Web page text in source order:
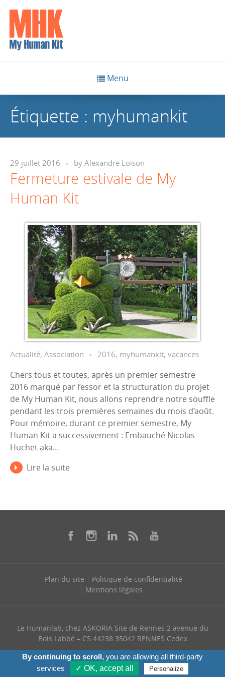
Menu
Étiquette : myhumankit
29 juillet 2016 by Alexandre Loison
Fermeture estivale de My
Human Kit
Actualité, Association 2016, myhumankit, vacances
Chers tous et toutes, après un premier semestre
2016 marqué par l’essor et la structuration du projet
de My Human Kit, nous allons reprendre notre souffle
pendant les trois premières semaines du mois d’août.
Pour mémoire, durant ce premier semestre, My
Human Kit a successivement : Embauché Nicolas
Huchet aka…
Lire la suite
Plan du site
Politique de confidentialité
Mentions légales
Le Humanlab, chez ASKORIA Site de Rennes 2 avenue du
Bois Labbé – CS 44238 35042 RENNES Cedex
+ 33 (0) 768 328 321
By continuing to scroll,you are allowing all third-party
services
✓ OK, accept all Personalize